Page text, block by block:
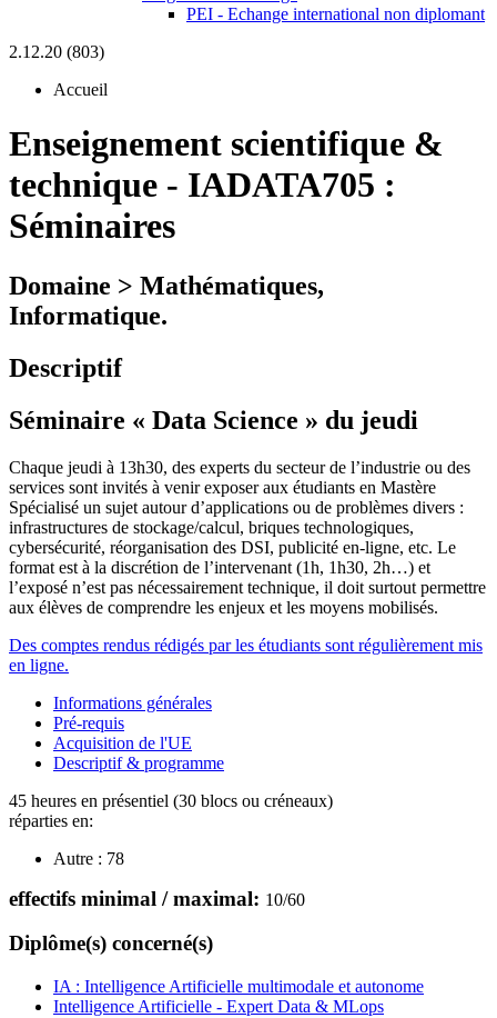
PEI - Echange international non diplomant
2.12.20 (803)
Accueil
Enseignement scientifique &
technique - IADATA705 :
Séminaires
Domaine > Mathématiques,
Informatique.
Descriptif
Séminaire « Data Science » du jeudi
Chaque jeudi à 13h30, des experts du secteur de l’industrie ou des
services sont invités à venir exposer aux étudiants en Mastère
Spécialisé un sujet autour d’applications ou de problèmes divers :
infrastructures de stockage/calcul, briques technologiques,
cybersécurité, réorganisation des DSI, publicité en-ligne, etc. Le
format est à la discrétion de l’intervenant (1h, 1h30, 2h…) et
l’exposé n’est pas nécessairement technique, il doit surtout permettre
aux élèves de comprendre les enjeux et les moyens mobilisés.
Des comptes rendus rédigés par les étudiants sont régulièrement mis
en ligne.
Informations générales
Pré-requis
Acquisition de l'UE
Descriptif & programme
45 heures en présentiel (30 blocs ou créneaux)
réparties en:
Autre : 78
effectifs minimal / maximal: 10/60
Diplôme(s) concerné(s)
IA : Intelligence Artificielle multimodale et autonome
Intelligence Artificielle - Expert Data & MLops